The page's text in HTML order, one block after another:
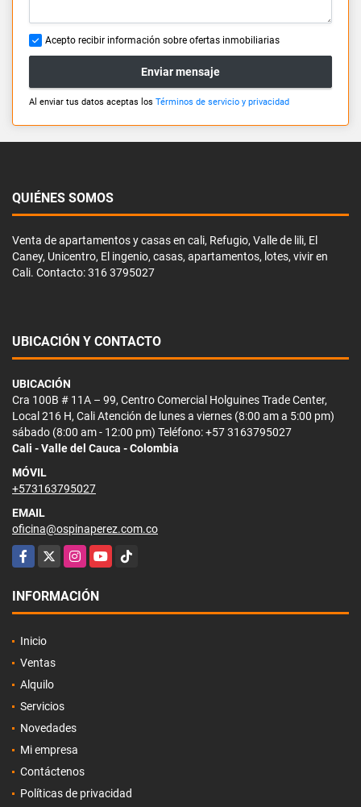
Acepto recibir información sobre ofertas inmobiliarias
Enviar mensaje
Al enviar tus datos aceptas los Términos de servicio y privacidad
QUIÉNES SOMOS
Venta de apartamentos y casas en cali, Refugio, Valle de lili, El
Caney, Unicentro, El ingenio, casas, apartamentos, lotes, vivir en
Cali. Contacto: 316 3795027
UBICACIÓN Y CONTACTO
UBICACIÓN
Cra 100B # 11A – 99, Centro Comercial Holguines Trade Center,
Local 216 H, Cali Atención de lunes a viernes (8:00 am a 5:00 pm)
sábado (8:00 am - 12:00 pm) Teléfono: +57 3163795027
Cali - Valle del Cauca - Colombia
MÓVIL
+573163795027
EMAIL
oficina@ospinaperez.com.co
Facebook
X InstagramYouTubeTikTok
INFORMACIÓN
Inicio
Ventas
Alquilo
Servicios
Novedades
Mi empresa
Contáctenos
Políticas de privacidad